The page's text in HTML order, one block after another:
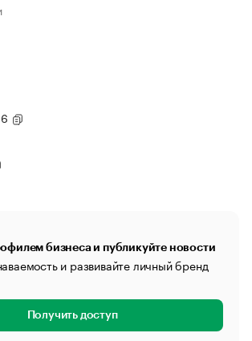
бизнеса и публикуйте новости
и развивайте личный бренд
Получить доступ